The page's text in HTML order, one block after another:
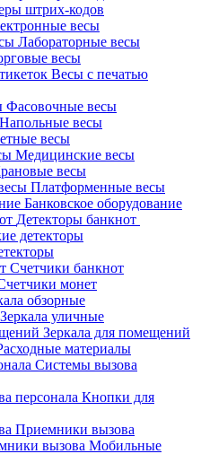
штрих-кодов
весы
Лабораторные весы
весы
Весы с печатью
Фасовочные весы
Напольные весы
весы
Медицинские весы
весы
Платформенные весы
Банковское оборудование
Детекторы банкнот
детекторы
Счетчики банкнот
монет
обзорные
Зеркала уличные
Зеркала для помещений
материалы
Системы вызова
Кнопки для
Приемники вызова
Мобильные